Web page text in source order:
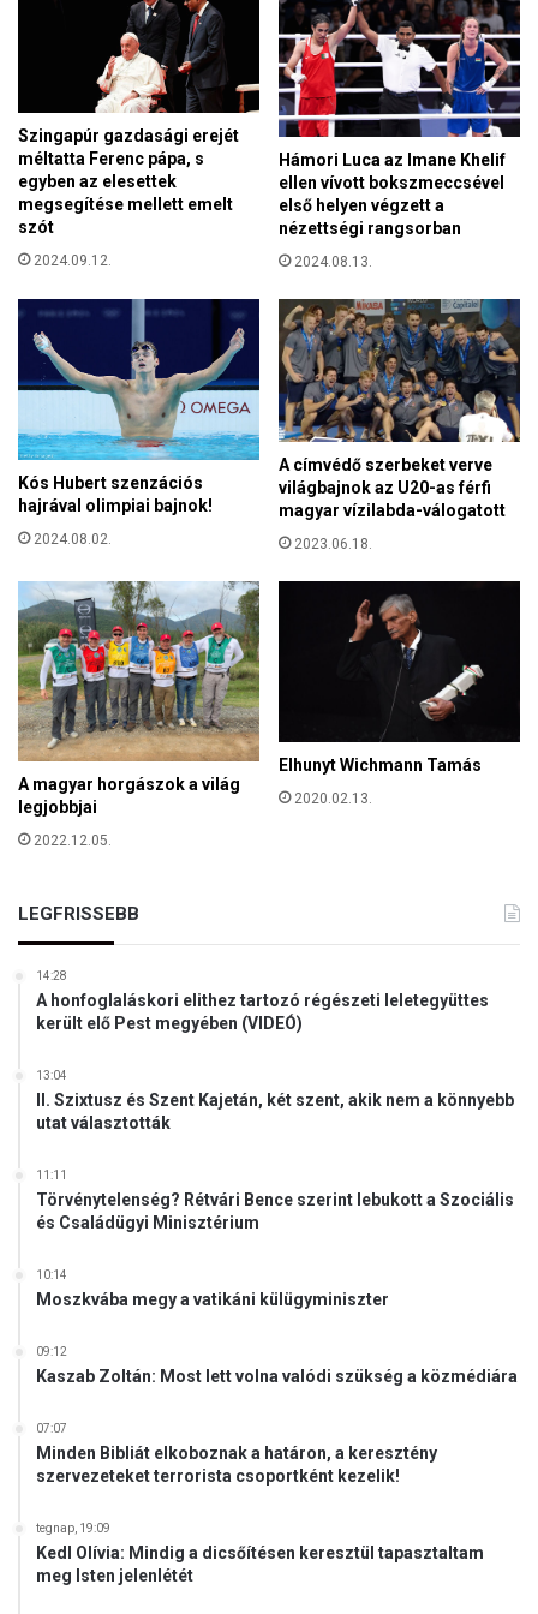
d
s
a
m
a
y
h
t
á
r
k
ö
ö
t
a
z
V
.
M
C
C
e
t
n
Szingapúr gazdasági erejét
méltatta Ferenc pápa, s
egyben az elesettek
megsegítése mellett emelt
szót
2024.09.12.
Hámori Luca az Imane Khelif
ellen vívott bokszmeccsével
első helyen végzett a
nézettségi rangsorban
2024.08.13.
Kós Hubert szenzációs
hajrával olimpiai bajnok!
2024.08.02.
A címvédő szerbeket verve
világbajnok az U20-as férfi
magyar vízilabda-válogatott
2023.06.18.
A magyar horgászok a világ
legjobbjai
2022.12.05.
Elhunyt Wichmann Tamás
2020.02.13.
LEGFRISSEBB
14:28
A honfoglaláskori elithez tartozó régészeti leletegyüttes
került elő Pest megyében (VIDEÓ)
13:04
II. Szixtusz és Szent Kajetán, két szent, akik nem a könnyebb
utat választották
11:11
Törvénytelenség? Rétvári Bence szerint lebukott a Szociális
és Családügyi Minisztérium
10:14
Moszkvába megy a vatikáni külügyminiszter
09:12
Kaszab Zoltán: Most lett volna valódi szükség a közmédiára
07:07
Minden Bibliát elkoboznak a határon, a keresztény
szervezeteket terrorista csoportként kezelik!
tegnap, 19:09
Kedl Olívia: Mindig a dicsőítésen keresztül tapasztaltam
meg Isten jelenlétét